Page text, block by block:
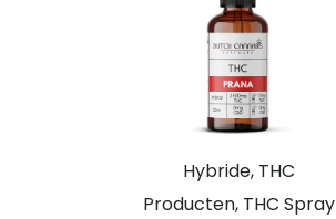
Hybride, THC
Producten, THC Spray